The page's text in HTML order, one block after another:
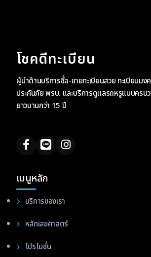
โชคดีทะเบียน
ผู้นำด้านบริการซื้อ-ขายทะเบียนสวย ทะเบียนมง
ประกันภัย พรบ. และบริการดูแลรถหรูแบบครบ
ยาวนานกว่า 15 ปี
เมนูหลัก
บริการของเรา
หลักเลขศาสตร์
โปรโมชั่น